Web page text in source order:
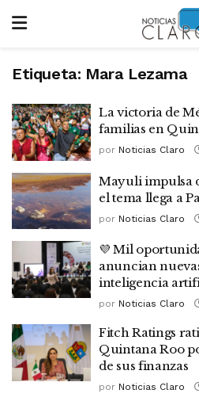
Etiqueta: Mara Lezama
La victoria de
familias en
por Noticias Claro
Mayuli impulsa
el tema llega a
por Noticias Claro
💜 Mil
anuncian
inteligencia
por Noticias Claro
Fitch Ratings
Quintana Roo
de sus finanzas
por Noticias Claro